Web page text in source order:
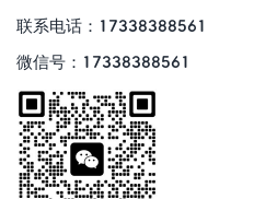
联系电话：17338388561
微信号：17338388561